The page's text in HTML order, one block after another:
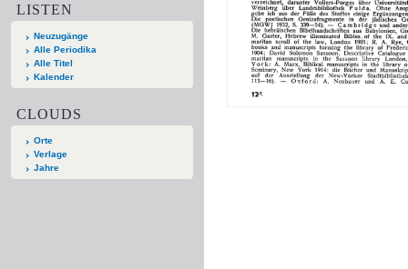
LISTEN
Neuzugänge
Alle Periodika
Alle Titel
Kalender
CLOUDS
Orte
Verlage
Jahre